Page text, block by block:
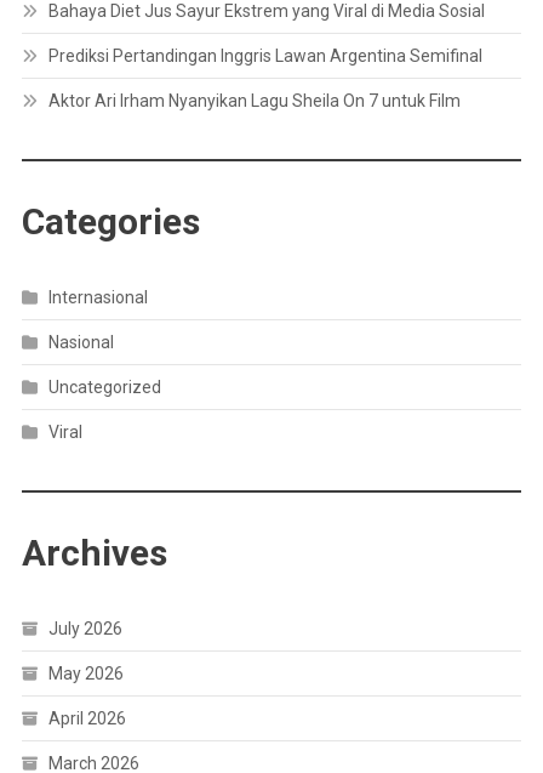
Bahaya Diet Jus Sayur Ekstrem yang Viral di Media Sosial
Prediksi Pertandingan Inggris Lawan Argentina Semifinal
Aktor Ari Irham Nyanyikan Lagu Sheila On 7 untuk Film
Categories
Internasional
Nasional
Uncategorized
Viral
Archives
July 2026
May 2026
April 2026
March 2026